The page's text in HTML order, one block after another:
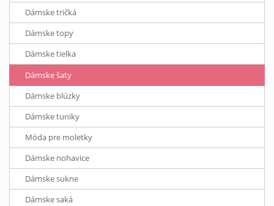
Dámske tričká
Dámske topy
Dámske tielka
Dámske šaty
Dámske blúzky
Dámske tuniky
Móda pre moletky
Dámske nohavice
Dámske sukne
Dámske saká